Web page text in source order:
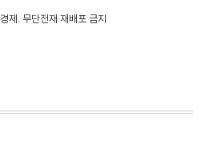
. 무단전재·재배포 금지